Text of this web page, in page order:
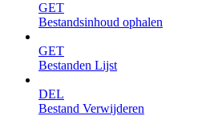
GET
Bestandsinhoud ophalen
GET
Bestanden Lijst
DEL
Bestand Verwijderen